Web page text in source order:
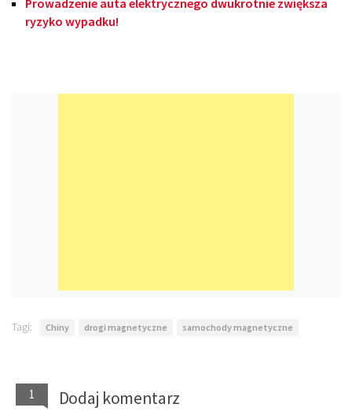
Prowadzenie auta elektrycznego dwukrotnie zwiększa
ryzyko wypadku!
Tagi: Chiny drogi magnetyczne samochody magnetyczne
1 Dodaj komentarz